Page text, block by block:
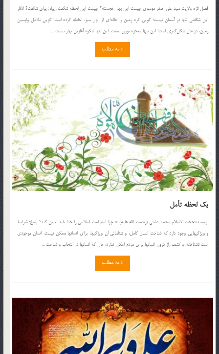
فصل تازه ولایت سید علی اصغر موسوی چیست این بهار خجسته؟ چیست این لحظه شگفت زیبا، زیبای شگفت؟ انگار
این شگفتی تنها در آسمان نیست؛ گویی کره زمین را هاله‌ای از انوار سبز، احاطه کرده است! گویی تکامل واپسین
زمین، در حال شکل‌گیری است! این تنها معجزه نوروز نیست. این تنها شکوه آغازین بهار نیست. ...
ادامه مطلب
یک لحظه تأمل
نويسنده:حجت الاسلام محمد دشتی (رحمت الله علیه) * چرا امام امت اسلامى را خدا باید تعیین كند؟ پاسخ: شرایط
و ویژگیهایى وجود دارد كه شناخت انسان كامل، و شناسائى آن ویژگیها، براى انسانها ممكن نیست. انسان موجودى
است ناشناخته، و كشف راز درون انسانها براى مردم امكان ندارد، حال كه انسانها در انتخاب و شناخت ...
ادامه مطلب